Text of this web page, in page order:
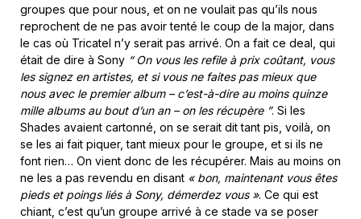
groupes que pour nous, et on ne voulait pas qu’ils nous
reprochent de ne pas avoir tenté le coup de la major, dans
le cas où Tricatel n’y serait pas arrivé. On a fait ce deal, qui
était de dire à Sony “ On vous les refile à prix coûtant, vous
les signez en artistes, et si vous ne faites pas mieux que
nous avec le premier album – c’est-à-dire au moins quinze
mille albums au bout d’un an – on les récupère ”. Si les
Shades avaient cartonné, on se serait dit tant pis, voilà, on
se les ai fait piquer, tant mieux pour le groupe, et si ils ne
font rien… On vient donc de les récupérer. Mais au moins on
ne les a pas revendu en disant « bon, maintenant vous êtes
pieds et poings liés à Sony, démerdez vous ». Ce qui est
chiant, c’est qu’un groupe arrivé à ce stade va se poser